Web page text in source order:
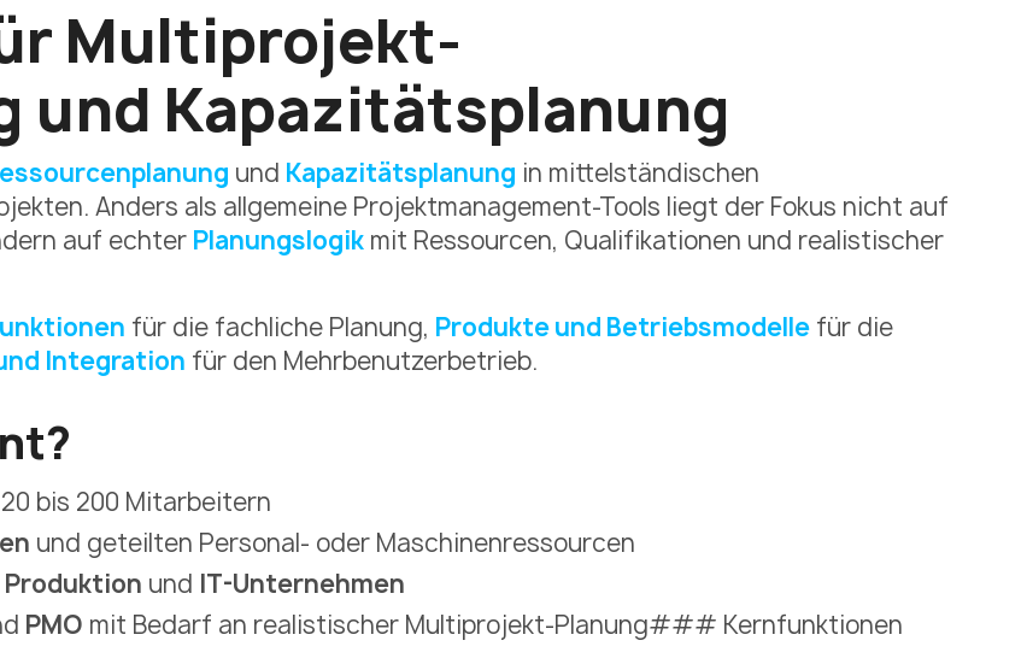
Multiprojekt-
und Kapazitätsplanung
und Kapazitätsplanung in mittelständischen
Anders als allgemeine Projektmanagement-Tools liegt der Fokus nicht auf
auf echter Planungslogik mit Ressourcen, Qualifikationen und realistischer
für die fachliche Planung, Produkte und Betriebsmodelle für die
Integration für den Mehrbenutzerbetrieb.
bis 200 Mitarbeitern
und geteilten Personal- oder Maschinenressourcen
Produktion und IT-Unternehmen
PMO mit Bedarf an realistischer Multiprojekt-Planung### Kernfunktionen